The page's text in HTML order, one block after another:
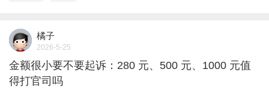
橘子
2026-5-25
金额很小要不要起诉：280 元、500 元、1000 元值
得打官司吗